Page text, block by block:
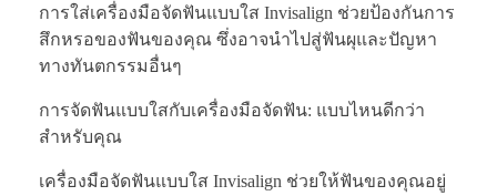
การใส่เครื่องมือจัดฟันแบบใส Invisalign ช่วยป้องกันการ
สึกหรอของฟันของคุณ ซึ่งอาจนำไปสู่ฟันผุและปัญหา
ทางทันตกรรมอื่นๆ
การจัดฟันแบบใสกับเครื่องมือจัดฟัน: แบบไหนดีกว่า
สำหรับคุณ
เครื่องมือจัดฟันแบบใส Invisalign ช่วยให้ฟันของคุณอยู่